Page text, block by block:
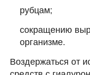
рубцам;
сокращению
организме.
Воздержаться от